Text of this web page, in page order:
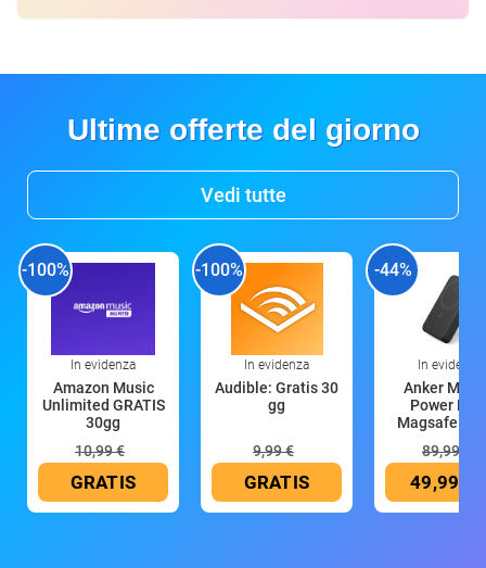
Ultime offerte del giorno
Vedi tutte
-100%
In evidenza
Amazon Music
Unlimited GRATIS
30gg
10,99 €
GRATIS
-100%
In evidenza
Audible: Gratis 30
gg
9,99 €
GRATIS
-44%
In evidenza
Anker
Power
Magsafe
89,99 €
49,99 €